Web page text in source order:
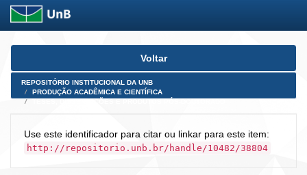
Skip
Voltar
REPOSITÓRIO INSTITUCIONAL DA UNB
PRODUÇÃO ACADÊMICA E CIENTÍFICA
Use este identificador para citar ou linkar para este item:
http://repositorio.unb.br/handle/10482/38804